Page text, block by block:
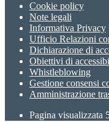
Cookie policy
Note legali
Informativa Privacy
Ufficio Relazioni
Dichiarazione di
Obiettivi di
Whistleblowing
Gestione consensi
Amministrazione
Pagina visualizzata